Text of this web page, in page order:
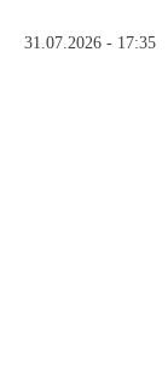
31.07.2026 - 17:35